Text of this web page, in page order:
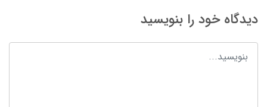
دیدگاه خود را بنویسید